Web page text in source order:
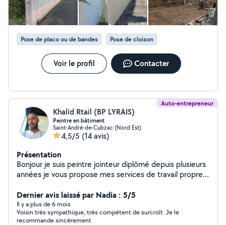
Pose de placo ou de bandes Pose de cloison
Voir le profil Contacter
Auto-entrepreneur
Khalid Rtail (BP LYRAIS)
Peintre en bâtiment
Saint-André-de-Cubzac (Nord Est)
4,5/5 (14 avis)
Présentation
Bonjour je suis peintre jointeur diplômé depuis plusieurs
années je vous propose mes services de travail propre
hésiter pas à me contacter pour plus de
renseignements merci cordialement
Dernier avis laissé par Nadia : 5/5
Il y a plus de 6 mois
Voisin très sympathique, très compétent de surcroît. Je le
recommande sincèrement